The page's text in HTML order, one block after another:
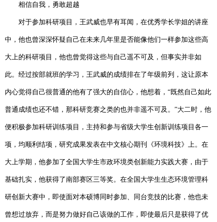
相信自我，勇敢超越
对于参加科研项目，王武威也早有耳闻，在优秀学长学姐的讲座
中，他也曾深深怀疑自己在未来几年里是否能像他们一样参加这些高
大上的科研项目，他也曾觉得这些与自己遥不可及，但事实并非如
此。 经过按部就班的学习 ，王武威的成绩排在了年级前列，这让原本
内心觉得自己很普通的他有了强大的自信心，他想着， “既然自己如此
普通成绩也还不错，那科研竞赛之类的也并非遥不可及。 ”大二时，他
便积极参加科研训练项目，主持和参与省级大学生创新训练项目各一
项，均顺利结项，研究成果发表在中文核心期刊《环境科技》上。 在
大 上学期 ，他参加了全国大学生市政环境类创新能力实践大赛，由于
基础扎实，他获得了南部赛区 三等奖。在全国大学生生态环境管理科
研创新大赛中，即使面对本硕博同时参加 、同台竞技的比赛，他也未
曾想过放弃，而是努力做好自己该做的工作，即使最后只是获得了优